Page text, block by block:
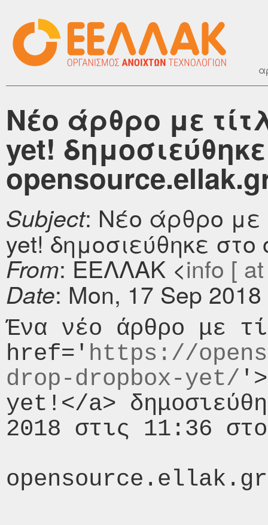
Νέο άρθρο με
yet!
Subject: Νέο άρθρο με
yet! δημοσιεύθηκε στο
From: ΕΕΛΛΑΚ <info [
Date: Mon, 17 Sep
Ένα νέο άρθρο με
href=' https://
drop-dropbox-yet/
yet!</a>
2018 στις 11:36